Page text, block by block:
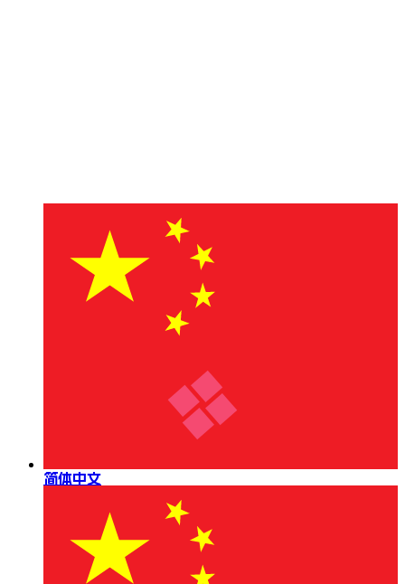
简体中文